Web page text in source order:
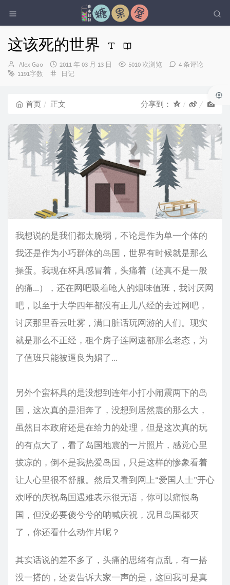
这该死的世界
博
主：
Alex Gao
发
布
2011 年 03 月 13 日 5010 次浏览
4 条评论
1191字数
分
日记
首页 正文 分享到：
我想说的是我们都太脆弱，不论是作为单一个体的
我还是作为小巧群体的岛国，世界有时候就是那么
操蛋。我现在杯具感冒着，头痛着（还真不是一般
的痛...），还在网吧吸着呛人的烟味值班，我讨厌网
吧，以至于大学四年都没有正儿八经的去过网吧，
讨厌那里吞云吐雾，满口脏话玩网游的人们。现实
就是那么不正经，租个房子连网速都那么老态，为
了值班只能被逼良为娼了...
另外个蛮杯具的是没想到连年小打小闹震两下的岛
国，这次真的是泪奔了，没想到居然震的那么大，
虽然日本政府还是在给力的处理，但是这次真的玩
的有点大了，看了岛国地震的一片照片，感觉心里
拔凉的，倒不是我热爱岛国，只是这样的惨象看着
让人心里很不舒服。然后又看到网上“爱国人士”开心
欢呼的庆祝岛国遇难表示很无语，你可以痛恨岛
国，但没必要傻兮兮的呐喊庆祝，况且岛国都灭
了，你还看什么动作片呢？
其实话说的差不多了，头痛的思绪有点乱，有一搭
没一搭的，还要告诉大家一声的是，这回我可是真